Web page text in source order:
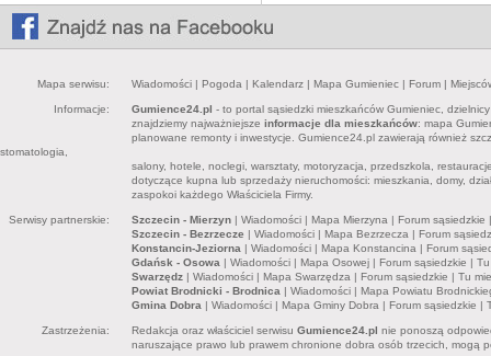
Mapa serwisu: Wiadomości | Pogoda | Kalendarz | Mapa Gumieniec | Forum |
Informacje: Gumience24.pl - to portal sąsiedzki mieszkańców Gumieniec,
znajdziemy najważniejsze informacje dla mieszkańców: mapa
planowane remonty i inwestycje. Gumience24.pl zawierają również
stomatologia,
salony, hotele, noclegi, warsztaty, motoryzacja, przedszkola,
dotyczące kupna lub sprzedaży nieruchomości: mieszkania, domy,
zaspokoi każdego Właściciela Firmy.
Serwisy partnerskie: Szczecin - Mierzyn | Wiadomości | Mapa Mierzyna | Forum sąsiedzkie
Szczecin - Bezrzecze | Wiadomości | Mapa Bezrzecza | Forum
Konstancin-Jeziorna | Wiadomości | Mapa Konstancina | Forum
Gdańsk - Osowa | Wiadomości | Mapa Osowej | Forum sąsiedzkie |
Swarzędz | Wiadomości | Mapa Swarzędza | Forum sąsiedzkie | Tu
Powiat Brodnicki - Brodnica | Wiadomości | Mapa Powiatu
Gmina Dobra | Wiadomości | Mapa Gminy Dobra | Forum sąsiedzkie |
Zastrzeżenia: Redakcja oraz właściciel serwisu Gumience24.pl nie ponoszą
naruszające prawo lub prawem chronione dobra osób trzecich, mogą